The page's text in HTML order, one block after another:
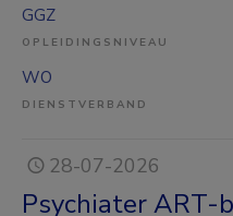
GGZ
OPLEIDINGSNIVEAU
WO
DIENSTVERBAND
28-07-2026
Psychiater ART-